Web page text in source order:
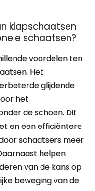
klapschaatsen
schaatsen?
voordelen ten
Het
glijdende
het
de schoen. Dit
en een efficiëntere
schaatsers meer
helpen
van de kans op
beweging van de